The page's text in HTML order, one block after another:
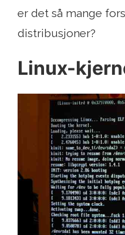
er det så mange
distribusjoner?
Linux-